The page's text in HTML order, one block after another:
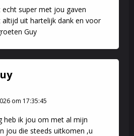
super met jou gaven
uit hartelijk dank en voor
Guy
om 17:35:45
heb ik jou om met al mijn
jou die steeds uitkomen ,u